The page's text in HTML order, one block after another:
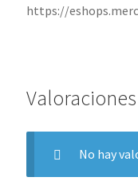
https://
Valoraciones
No hay